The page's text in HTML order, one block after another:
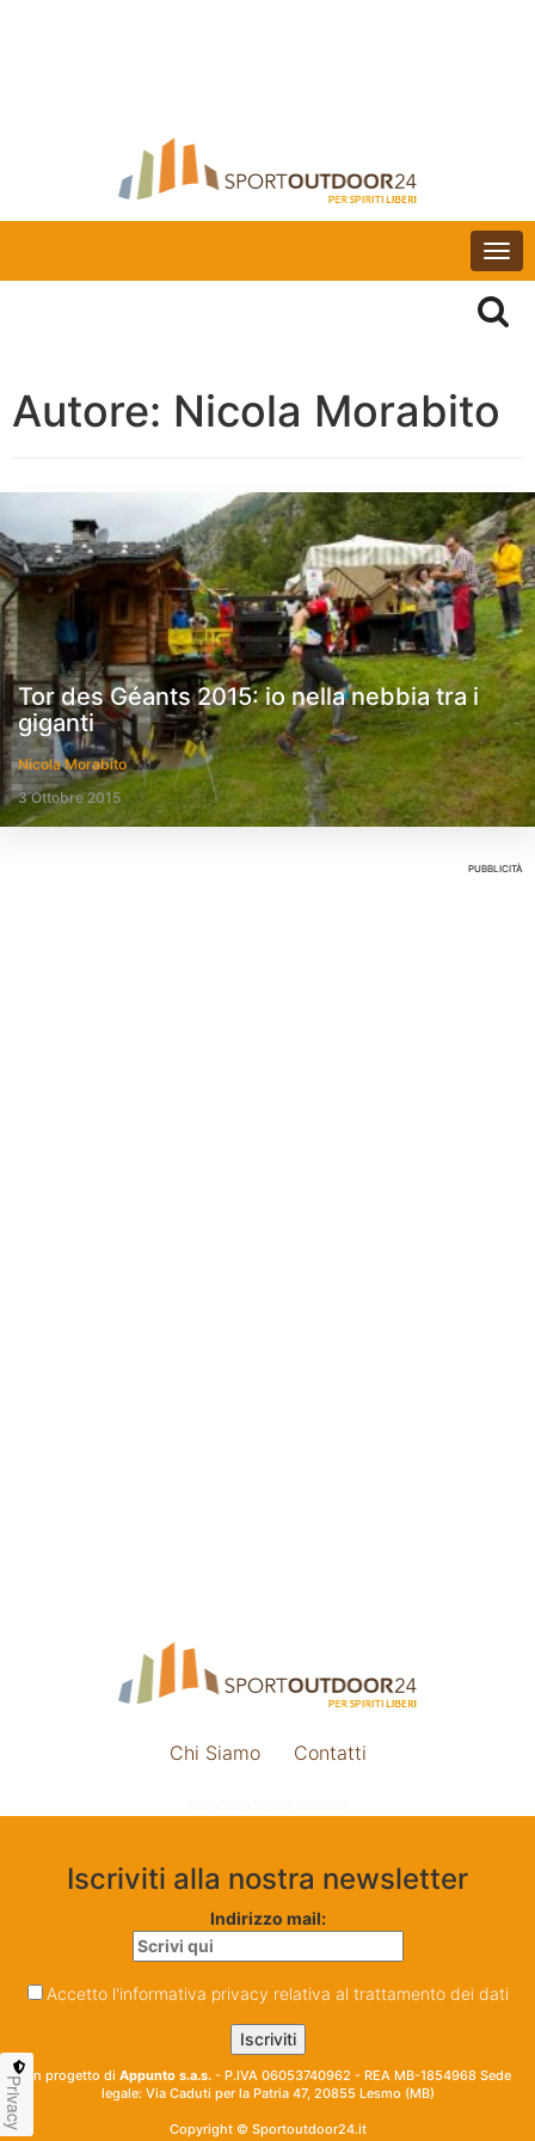
Autore: Nicola Morabito
Tor des Géants 2015: io nella nebbia tra i
giganti
Nicola Morabito
3 Ottobre 2015
PUBBLICITÀ
Chi Siamo Contatti
Iscriviti alla nostra newsletter
Indirizzo mail:
Accetto l'informativa privacy relativa al trattamento dei dati
Un progetto di Appunto s.a.s. - P.IVA 06053740962 - REA MB-1854968 Sede
legale: Via Caduti per la Patria 47, 20855 Lesmo (MB)
Copyright © Sportoutdoor24.it
Privacy